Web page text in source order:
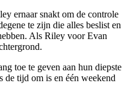
ernaar snakt om de controle
te zijn die alles beslist en
Als Riley voor Evan
toe te geven aan hun diepste
de tijd om is en één weekend